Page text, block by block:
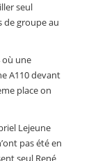
seul
de groupe au
où une
A110 devant
place on
Lejeune
pas été en
seul René